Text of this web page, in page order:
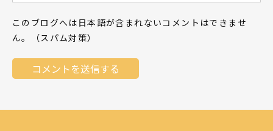
このブログへは日本語が含まれないコメントはできませ
ん。（スパム対策）